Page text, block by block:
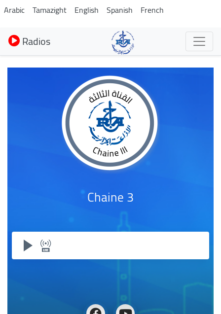
Aller
au
contenu
principal
Arabic Tamazight English Spanish French
Radios
Chaine 3